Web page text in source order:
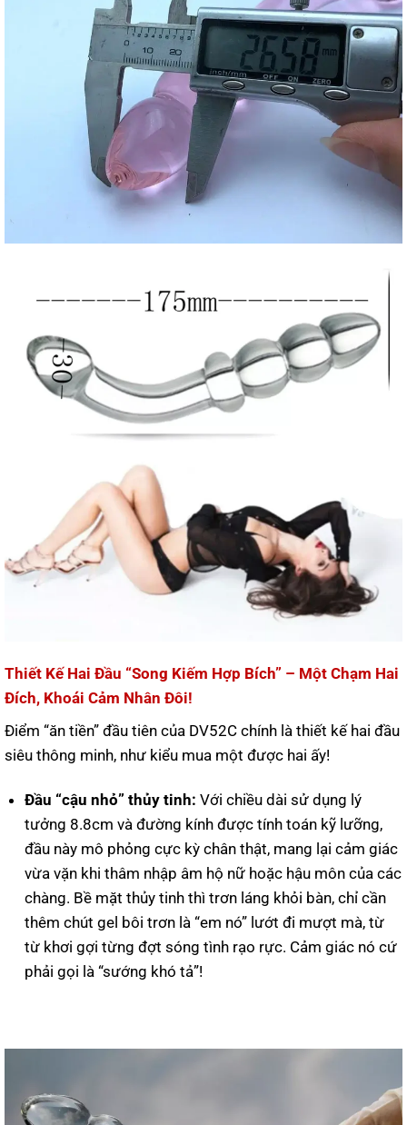
Thiết Kế Hai Đầu “Song Kiếm Hợp Bích” – Một Chạm Hai
Đích, Khoái Cảm Nhân Đôi!
Điểm “ăn tiền” đầu tiên của DV52C chính là thiết kế hai đầu
siêu thông minh, như kiểu mua một được hai ấy!
Đầu “cậu nhỏ” thủy tinh: Với chiều dài sử dụng lý
tưởng 8.8cm và đường kính được tính toán kỹ lưỡng,
đầu này mô phỏng cực kỳ chân thật, mang lại cảm giác
vừa vặn khi thâm nhập âm hộ nữ hoặc hậu môn của các
chàng. Bề mặt thủy tinh thì trơn láng khỏi bàn, chỉ cần
thêm chút gel bôi trơn là “em nó” lướt đi mượt mà, từ
từ khơi gợi từng đợt sóng tình rạo rực. Cảm giác nó cứ
phải gọi là “sướng khó tả”!